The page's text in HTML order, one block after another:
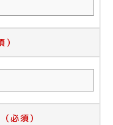
）
（必須）